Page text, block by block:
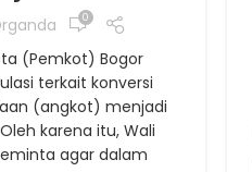
0
(Pemkot) Bogor
terkait konversi
(angkot) menjadi
karena itu, Wali
agar dalam